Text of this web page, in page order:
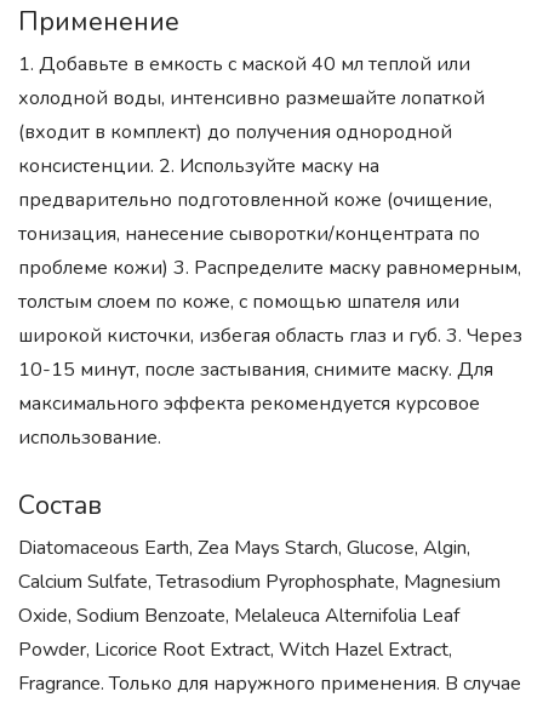
Применение
1. Добавьте в емкость с маской 40 мл теплой или
холодной воды, интенсивно размешайте лопаткой
(входит в комплект) до получения однородной
консистенции. 2. Используйте маску на
предварительно подготовленной коже (очищение,
тонизация, нанесение сыворотки/концентрата по
проблеме кожи) 3. Распределите маску равномерным,
толстым слоем по коже, с помощью шпателя или
широкой кисточки, избегая область глаз и губ. 3. Через
10-15 минут, после застывания, снимите маску. Для
максимального эффекта рекомендуется курсовое
использование.
Состав
Diatomaceous Earth, Zea Mays Starch, Glucose, Algin,
Calcium Sulfate, Tetrasodium Pyrophosphate, Magnesium
Oxide, Sodium Benzoate, Melaleuca Alternifolia Leaf
Powder, Licorice Root Extract, Witch Hazel Extract,
Fragrance. Только для наружного применения. В случае